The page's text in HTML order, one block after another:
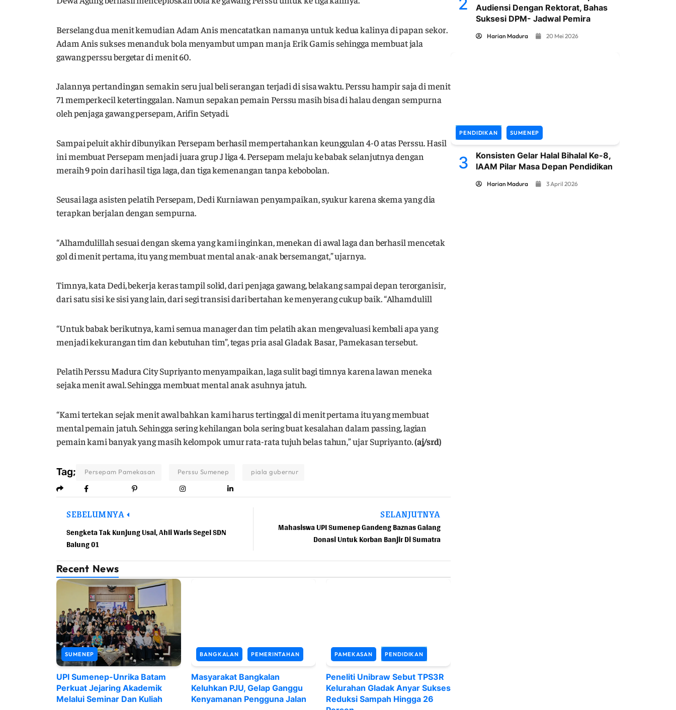
Berselang dua menit kemudian Adam Anis mencatatkan namanya untuk kedua kalinya di papan sekor.
Adam Anis sukses menanduk bola menyambut umpan manja Erik Gamis sehingga membuat jala
gawang perssu bergetar di menit 60.
Jalannya pertandingan semakin seru jual beli serangan terjadi di sisa waktu. Perssu hampir saja di menit
71 memperkecil ketertinggalan. Namun sepakan pemain Perssu masih bisa di halau dengan sempurna
oleh penjaga gawang persepam, Arifin Setyadi.
Sampai peluit akhir dibunyikan Persepam berhasil mempertahankan keunggulan 4-0 atas Perssu. Hasil
ini membuat Persepam menjadi juara grup J liga 4. Persepam melaju ke babak selanjutnya dengan
meraih 9 poin dari hasil tiga laga, dan tiga kemenangan tanpa kebobolan.
Seusai laga asisten pelatih Persepam, Dedi Kurniawan penyampaikan, syukur karena skema yang dia
terapkan berjalan dengan sempurna.
“Alhamdulillah sesuai dengan skema yang kami inginkan, menekan di awal laga dan berhasil mencetak
gol di menit pertama, itu yang membuat mental anak-anak bersemangat,” ujarnya.
Timnya, kata Dedi, bekerja keras tampil solid, dari penjaga gawang, belakang sampai depan terorganisir,
dari satu sisi ke sisi yang lain, dari segi transisi dari bertahan ke menyerang cukup baik. “Alhamdulill
“Untuk babak berikutnya, kami semua manager dan tim pelatih akan mengevaluasi kembali apa yang
menjadi kekurangan tim dan kebutuhan tim”, tegas pria asal Gladak Basar, Pamekasan tersebut.
Pelatih Perssu Madura City Supriyanto menyampaikan, laga sulit bagi timnya karena lawan meneka
sejaka menit awal. Sehingga membuat mental anak asuhnya jatuh.
“Kami tertekan sejak menit awal bahkan kami harus tertinggal di menit pertama itu yang membuat
mental pemain jatuh. Sehingga sering kehilangan bola sering buat kesalahan dalam passing, lagian
pemain kami banyak yang masih kelompok umur rata-rata tujuh belas tahun,” ujar Supriyanto.(aj/srd)
Tag; Persepam Pamekasan Perssu Sumenep piala gubernur
SEBELUMNYA
Sengketa Tak Kunjung Usai, Ahli Waris Segel SDN
Balung 01
SELANJUTNYA
Mahasiswa UPI Sumenep Gandeng Baznas Galang
Donasi Untuk Korban Banjir Di Sumatra
Recent News
SUMENEP
UPI Sumenep-Unrika Batam
Perkuat Jejaring Akademik
Melalui Seminar Dan Kuliah
BANGKALAN PEMERINTAHAN
Masyarakat Bangkalan
Keluhkan PJU, Gelap Ganggu
Kenyamanan Pengguna Jalan
PAMEKASAN PENDIDIKAN
Peneliti Unibraw Sebut TPS3R
Kelurahan Gladak Anyar Sukses
Reduksi Sampah Hingga 26
Audiensi Dengan Rektorat, Bahas
Suksesi DPM- Jadwal Pemira
Harian Madura 20 Mei 2026
PENDIDIKAN SUMENEP
3
Konsisten Gelar Halal Bihalal Ke-8,
IAAM Pilar Masa Depan Pendidikan
Harian Madura 3 April 2026